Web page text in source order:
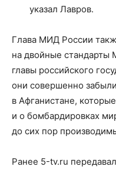
указал Лавров.
Глава МИД России
на двойные стандарты
главы российского
они совершенно
в Афганистане,
и о бомбардировках
до сих пор
Ранее 5-tv.ru